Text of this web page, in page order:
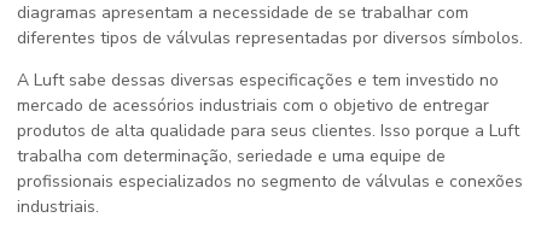
diagramas apresentam a necessidade de se trabalhar com
diferentes tipos de válvulas representadas por diversos símbolos.
A Luft sabe dessas diversas especificações e tem investido no
mercado de acessórios industriais com o objetivo de entregar
produtos de alta qualidade para seus clientes. Isso porque a Luft
trabalha com determinação, seriedade e uma equipe de
profissionais especializados no segmento de válvulas e conexões
industriais.